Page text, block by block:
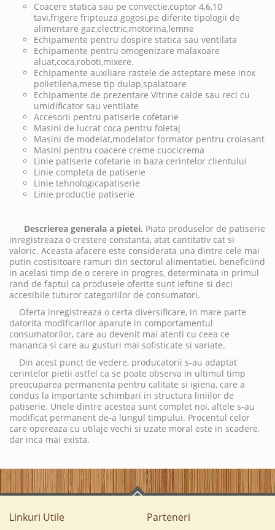
Coacere statica sau pe convectie,cuptor 4,6,10
tavi,frigere fripteuza gogosi,pe diferite tipologii de
alimentare gaz,electric,motorina,lemne
Echipamente pentru dospire statica sau ventilata
Echipamente pentru omogenizare malaxoare
aluat,coca,roboti,mixere.
Echipamente auxiliare rastele de asteptare mese inox
polietilena,mese tip dulap,spalatoare
Echipamente de prezentare Vitrine calde sau reci cu
umidificator sau ventilate
Accesorii pentru patiserie cofetarie
Masini de lucrat coca pentru foietaj
Masini de modelat,modelator formator pentru croiasant
Masini pentru coacere creme cuocicrema
Linie patiserie cofetarie in baza cerintelor clientului
Linie completa de patiserie
Linie tehnologicapatiserie
Linie productie patiserie
Descrierea generala a pietei. Piata produselor de patiserie
inregistreaza o crestere constanta, atat cantitativ cat si
valoric. Aceasta afacere este considerata una dintre cele mai
putin costisitoare ramuri din sectorul alimentatiei, beneficiind
in acelasi timp de o cerere in progres, determinata in primul
rand de faptul ca produsele oferite sunt ieftine si deci
accesibile tuturor categoriilor de consumatori.
Oferta inregistreaza o certa diversificare, in mare parte
datorita modificarilor aparute in comportamentul
consumatorilor, care au devenit mai atenti cu ceea ce
mananca si care au gusturi mai sofisticate si variate.
Din acest punct de vedere, producatorii s-au adaptat
cerintelor pietii astfel ca se poate observa in ultimul timp
preocuparea permanenta pentru calitate si igiena, care a
condus la importante schimbari in structura liniilor de
patiserie. Unele dintre acestea sunt complet noi, altele s-au
modificat permanent de-a lungul timpului. Procentul celor
care opereaza cu utilaje vechi si uzate moral este in scadere,
dar inca mai exista.
Linkuri Utile Parteneri